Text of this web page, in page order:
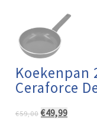
Koekenpan
Ceraforce
€59,00 €49,99Huidige